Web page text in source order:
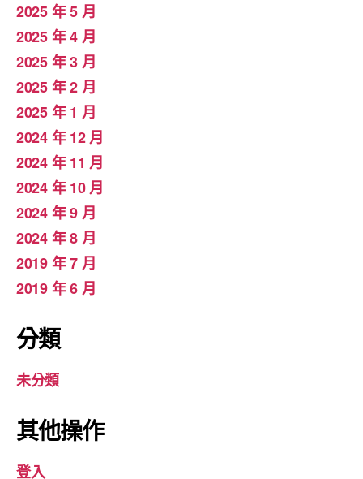
2025 年 5 月
2025 年 4 月
2025 年 3 月
2025 年 2 月
2025 年 1 月
2024 年 12 月
2024 年 11 月
2024 年 10 月
2024 年 9 月
2024 年 8 月
2019 年 7 月
2019 年 6 月
分類
未分類
其他操作
登入